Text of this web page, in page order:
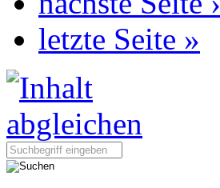
letzte Seite »
Seite durchsuchen: